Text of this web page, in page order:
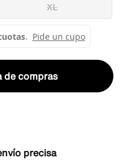
XL
de compras
precisa